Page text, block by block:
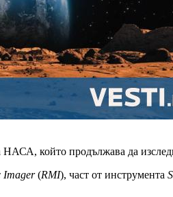
НАСА, който продължава да
Imager(RMI), част от инструмента